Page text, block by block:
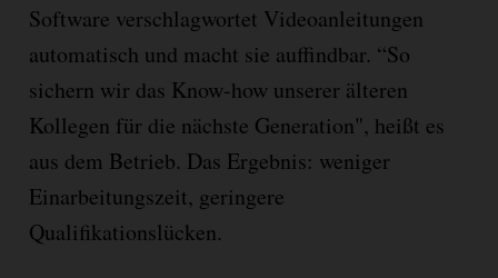
Software verschlagwortet Videoanleitungen
automatisch und macht sie auffindbar. “So
sichern wir das Know-how unserer älteren
Kollegen für die nächste Generation", heißt es
aus dem Betrieb. Das Ergebnis: weniger
Einarbeitungszeit, geringere
Qualifikationslücken.